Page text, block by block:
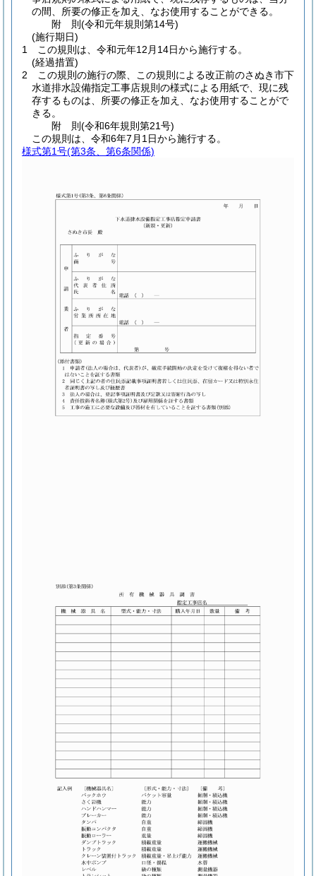
の間、所要の修正を加え、なお使用することができる。
附 則(令和元年規則第14号)
(施行期日)
1
この規則は、令和元年12月14日から施行する。
(経過措置)
2
この規則の施行の際、この規則による改正前のさぬき市下
水道排水設備指定工事店規則の様式による用紙で、現に残
存するものは、所要の修正を加え、なお使用することがで
きる。
附 則(令和6年規則第21号)
この規則は、令和6年7月1日から施行する。
様式第1号(第3条、第6条関係)